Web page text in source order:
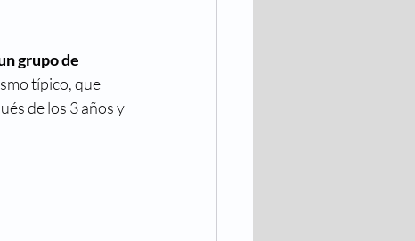
grupo de
típico, que
de los 3 años y